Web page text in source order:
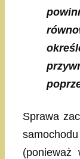
Sprawa
(ponieważ